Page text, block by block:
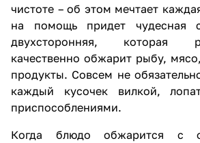
чистоте – об этом мечтает
на помощь придет чудесная
двухсторонняя, которая
качественно обжарит рыбу,
продукты. Совсем не
каждый кусочек вилкой,
приспособлениями.
Когда блюдо обжарится с